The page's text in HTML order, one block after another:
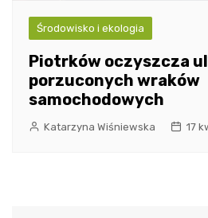
Środowisko i ekologia
Piotrków oczyszcza
porzuconych wraków
samochodowych
Katarzyna Wiśniewska 17